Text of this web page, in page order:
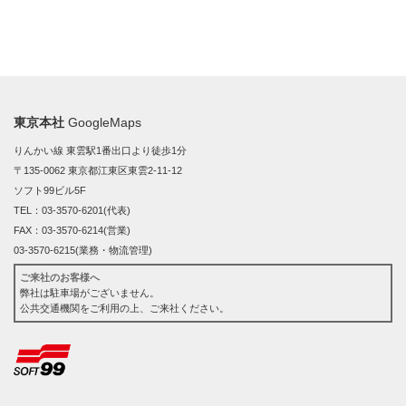
東京本社 GoogleMaps
りんかい線 東雲駅1番出口より徒歩1分
〒135-0062 東京都江東区東雲2-11-12
ソフト99ビル5F
TEL：03-3570-6201(代表)
FAX：03-3570-6214(営業)
03-3570-6215(業務・物流管理)
ご来社のお客様へ
弊社は駐車場がございません。
公共交通機関をご利用の上、ご来社ください。